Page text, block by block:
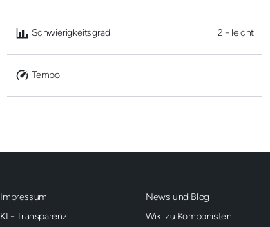
Schwierigkeitsgrad 2 - leicht
Tempo
Impressum
KI - Transparenz
News und Blog
Wiki zu Komponisten